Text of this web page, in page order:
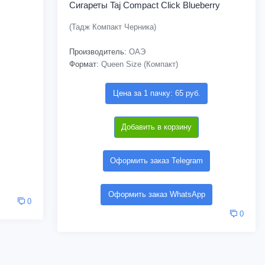
0
Сигареты Taj Compact Click Blueberry
(Тадж Компакт Черника)
Производитель: ОАЭ
Формат: Queen Size (Компакт)
Цена за 1 пачку: 65 руб.
Добавить в корзину
Оформить заказ Telegram
Оформить заказ WhatsApp
0